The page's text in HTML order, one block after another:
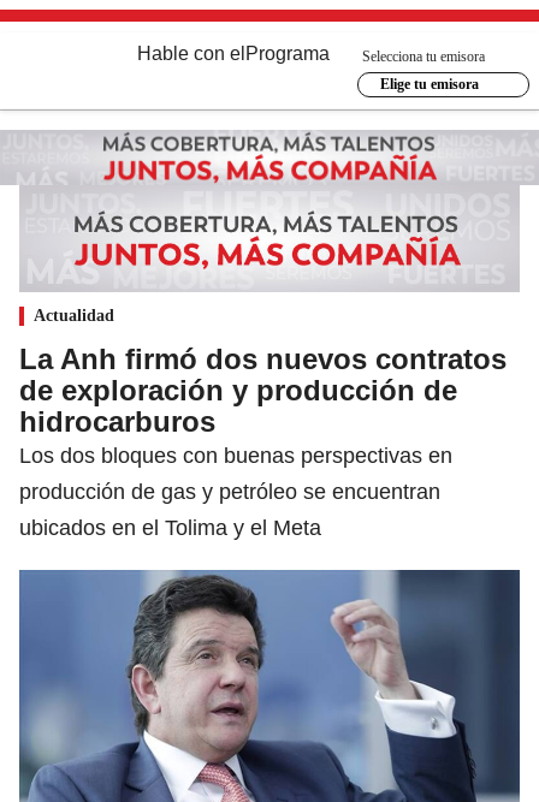
Hable con el Programa
Selecciona tu emisora
Elige tu emisora
Actualidad
La Anh firmó dos nuevos contratos
de exploración y producción de
hidrocarburos
Los dos bloques con buenas perspectivas en
producción de gas y petróleo se encuentran
ubicados en el Tolima y el Meta